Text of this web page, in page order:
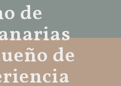
de
de